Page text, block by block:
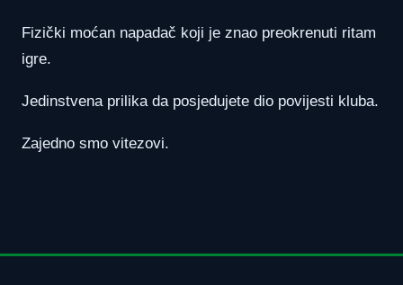
Fizički moćan napadač koji je znao preokrenuti ritam
igre.
Jedinstvena prilika da posjedujete dio povijesti kluba.
Zajedno smo vitezovi.